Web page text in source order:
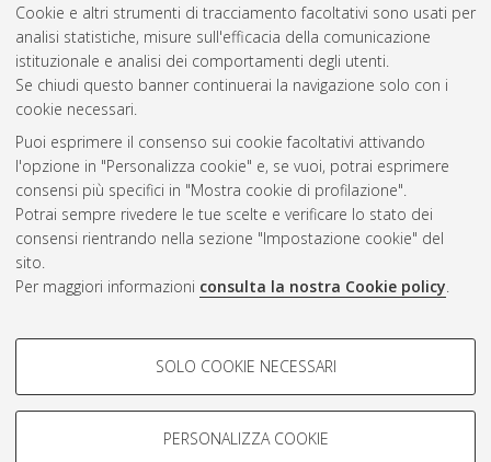
Cookie e altri strumenti di tracciamento facoltativi sono usati per
analisi statistiche, misure sull'efficacia della comunicazione
istituzionale e analisi dei comportamenti degli utenti.
Se chiudi questo banner continuerai la navigazione solo con i
cookie necessari.
Puoi esprimere il consenso sui cookie facoltativi attivando
l'opzione in "Personalizza cookie" e, se vuoi, potrai esprimere
consensi più specifici in "Mostra cookie di profilazione".
Potrai sempre rivedere le tue scelte e verificare lo stato dei
consensi rientrando nella sezione "Impostazione cookie" del
sito.
Per maggiori informazioni consulta la nostra Cookie policy.
COOKIE DI PROFILAZIONE -
Si tratta di cookie utilizzati per analizzare le caratteristiche della
navigazione degli utenti, creare profili in base al loro comportamento
SOLO COOKIE NECESSARI
PERSONALIZZA COOKIE
Questa lista e' stata generata il Wed Aug 5 20:43:26 2026
Atom
Rss 1.0
Rss 2.0
ISSN: 2038-7946
Impostazioni Cookie
Informativa sulla privacy
Condizioni d’uso del sito